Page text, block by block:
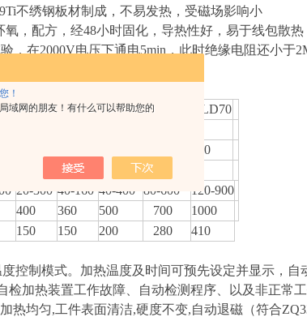
！
域网的朋友！有什么可以帮助您的
不绣钢板材制成，不易发热，受磁场影响小
，配方，经48小时固化，导热性好，易于线包散热
，在2000V电压下通电5min，此时绝缘电阻还小于
电容，利用率更高，节省能源
HLD30 HLD40HLD50HLD60
HLD70
380
20 32
20-300 40-160 40-400 80-600
120-900
400 360 500 700
1000
150 150 200 280
410
控制模式。加热温度及时间可预先设定并显示，自
检加热装置工作故障、自动检测程序、以及非正常
热均匀,工件表面清洁,硬度不变,自动退磁（符合